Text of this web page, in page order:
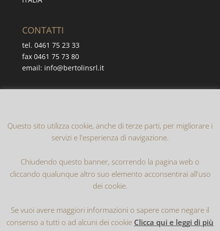
CONTATTI
tel. 0461 75 23 33
fax 0461 75 73 80
email: info@bertolinsrl.it
Realizzato daInternodo S.r.l.| Copyright 2016-2019
Questo sito utilizza cookie, anche di terze parti, per migliorare i
servizi e l'esperienza di navigazione.
Chiudendo questo banner, scorrendo la pagina web o
cliccando qualunque altro suo elemento acconsentirai all'uso
dei cookie.
Se vuoi avere maggiori informazioni o sapere come negare il
consenso a tutti o ad alcuni dei cookie Clicca qui e leggi di più